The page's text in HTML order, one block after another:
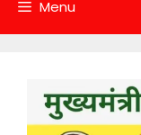
Menu